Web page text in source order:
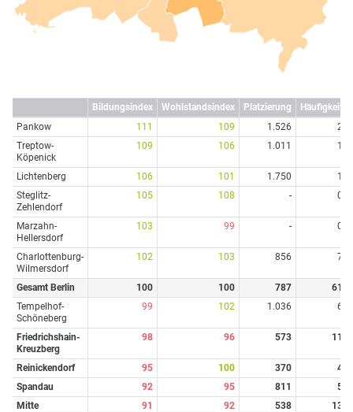
Bildungsindex Wohlstandsindex Platzierung Häufigkeit
Pankow
111 109 1.526
2
Treptow-
Köpenick
109 106 1.011 1
Lichtenberg 106 101 1.750
1
Steglitz-
Zehlendorf
105 108 - 0
Marzahn-
Hellersdorf
103 99 - 0
Charlottenburg-
Wilmersdorf
102 103 856 7
Gesamt Berlin 100 100 787
61
Tempelhof-
Schöneberg
99 102 1.036 6
Friedrichshain-
Kreuzberg
98 96 573 11
Reinickendorf 95 100 370
4
Spandau
92 95 811
5
Mitte
91 92 538
13